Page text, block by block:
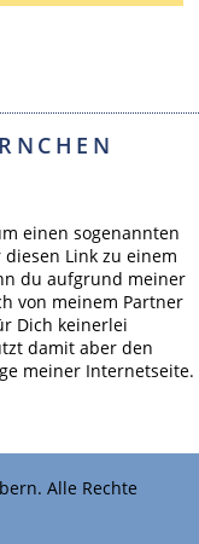
einen sogenannten
Link zu einem
du aufgrund meiner
von meinem Partner
Dich keinerlei
damit aber den
meiner Internetseite.
Alle Rechte